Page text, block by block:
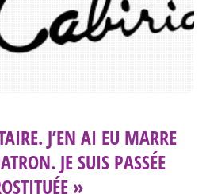
J’EN AI EU MARRE
JE SUIS PASSÉE
»